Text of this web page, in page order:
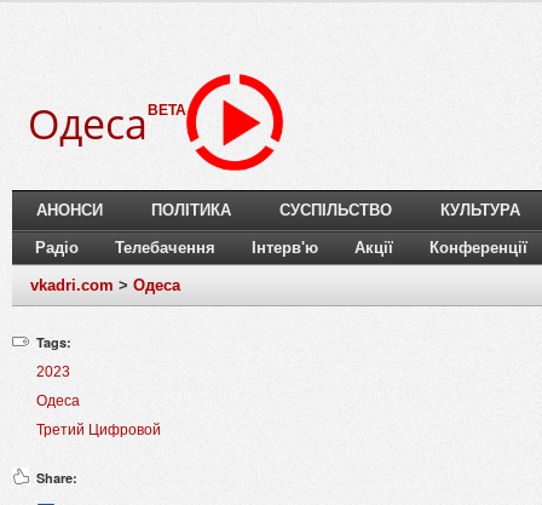
Одеса BETA
АНОНСИ ПОЛІТИКА СУСПІЛЬСТВО КУЛЬТУРА
Радіо Телебачення Інтерв'ю Акції Конференції
vkadri.com > Одеса
Tags:
2023
Одеса
Третий Цифровой
Share: